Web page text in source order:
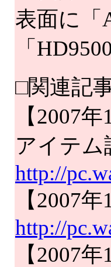
表面に「
「
□関連記
【2007
アイテム
http://
【2007
http://
【2007